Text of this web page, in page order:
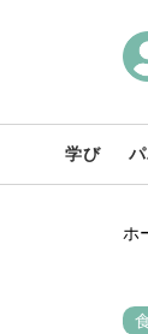
学び
ホ